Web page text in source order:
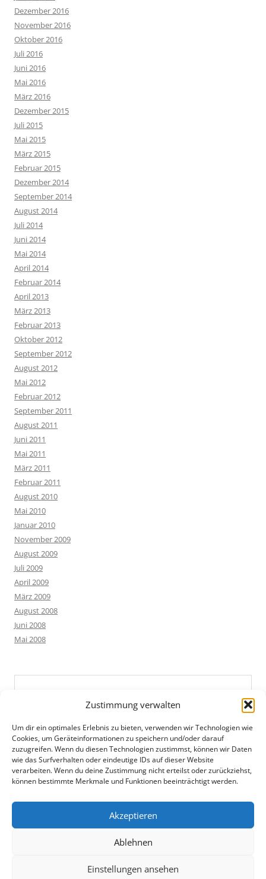
Zustimmung verwalten
Um dir ein optimales Erlebnis zu bieten, verwenden wir Technologien wie
Cookies, um Geräteinformationen zu speichern und/oder darauf
zuzugreifen. Wenn du diesen Technologien zustimmst, können wir Daten
wie das Surfverhalten oder eindeutige IDs auf dieser Website
verarbeiten. Wenn du deine Zustimmung nicht erteilst oder zurückziehst,
können bestimmte Merkmale und Funktionen beeinträchtigt werden.
Akzeptieren
Ablehnen
Einstellungen ansehen
Dezember 2016
November 2016
Oktober 2016
Juli 2016
Juni 2016
Mai 2016
März 2016
Dezember 2015
Juli 2015
Mai 2015
März 2015
Februar 2015
Dezember 2014
September 2014
August 2014
Juli 2014
Juni 2014
Mai 2014
April 2014
Februar 2014
April 2013
März 2013
Februar 2013
Oktober 2012
September 2012
August 2012
Mai 2012
Februar 2012
September 2011
August 2011
Juni 2011
Mai 2011
März 2011
Februar 2011
August 2010
Mai 2010
Januar 2010
November 2009
August 2009
Juli 2009
April 2009
März 2009
August 2008
Juni 2008
Mai 2008